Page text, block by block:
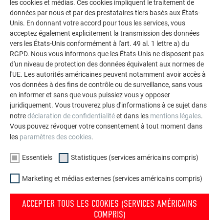
CONNEXION
Vous ne possédez pas encore de compte ?
Veuillez-vous adresser à votre conseiller spécialisé ou à
votre chargé de projet.
L’ENTREPRISE FAMILIALE | PREFA
À propos de nous
Offres d’emploi
Presse
Conformité
NOUS VOUS OFFRONS NOTRE AIDE
Trouver un artisan près de
Questions & Réponses
Commander des prospectus
les cookies et médias. Ces cookies impliquent le traitement de
données par nous et par des prestataires tiers basés aux États-
Unis. En donnant votre accord pour tous les services, vous
acceptez également explicitement la transmission des données
vers les États-Unis conformément à l'art. 49 al. 1 lettre a) du
RGPD. Nous vous informons que les États-Unis ne disposent pas
d'un niveau de protection des données équivalent aux normes de
l'UE. Les autorités américaines peuvent notamment avoir accès à
vos données à des fins de contrôle ou de surveillance, sans vous
en informer et sans que vous puissiez vous y opposer
juridiquement. Vous trouverez plus d'informations à ce sujet dans
notredéclaration de confidentialitéet dans les mentions légales.
Vous pouvez révoquer votre consentement à tout moment dans
les paramètres des cookies.
Essentiels Statistiques (services américains compris)
Marketing et médias externes (services américains compris)
ACCEPTER TOUS LES COOKIES (SERVICES AMÉRICAINS
COMPRIS)